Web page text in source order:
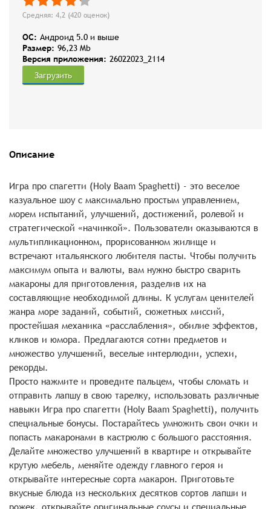
Средняя: 4,2 (420 оценок)
OC: Андроид 5.0 и выше
Размер: 96,23 Mb
Версия приложения: 26022023_2114
Загрузить
Описание
Игра про спагетти (Holy Baam Spaghetti) - это веселое
казуальное шоу с максимально простым управлением,
морем испытаний, улучшений, достижений, ролевой и
стратегической «начинкой». Пользователи оказываются в
мультипликационном, прорисованном жилище и
встречают итальянского любителя пасты. Чтобы получить
максимум опыта и валюты, вам нужно быстро сварить
макароны для приготовления, разделив их на
составляющие необходимой длины. К услугам ценителей
жанра море заданий, событий, сюжетных миссий,
простейшая механика «расслабления», обилие эффектов,
кликов и юмора. Предлагаются сотни предметов и
множество улучшений, веселые интерлюдии, успехи,
рекорды.
Просто нажмите и проведите пальцем, чтобы сломать и
отправить лапшу в свою тарелку, использовать различные
навыки Игра про спагетти (Holy Baam Spaghetti), получить
специальные бонусы. Постарайтесь умножить свои очки и
попасть макаронами в кастрюлю с большого расстояния.
Делайте множество улучшений в квартире и открывайте
крутую мебель, меняйте одежду главного героя и
открывайте интересные сорта макарон. Приготовьте
вкусные блюда из нескольких десятков сортов лапши и
рожек, открывайте оригинальные соусы и специальные